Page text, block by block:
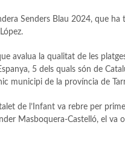
Senders Blau 2024, que
avalua la qualitat de les
5 dels quals són de
municipi de la província de
de l’Infant va rebre per
Masboquera-Castelló, el va